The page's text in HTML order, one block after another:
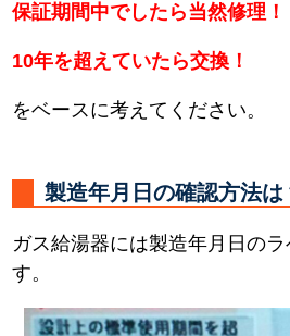
保証期間中でしたら当然修理！
10年を超えていたら交換！
をベースに考えてください。
製造年月日の確認方法は
ガス給湯器には製造年月日の
す。